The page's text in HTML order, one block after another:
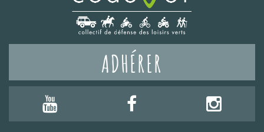
ADHÉRER